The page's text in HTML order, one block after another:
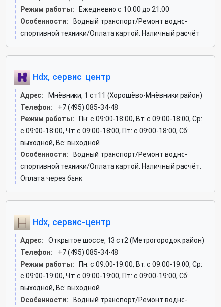
Режим работы:
Ежедневно с 10:00 до 21:00
Особенности:
Водный транспорт/Ремонт водно-
спортивной техники/Оплата картой. Наличный расчёт
Hdx, сервис-центр
Адрес:
Мнёвники, 1 ст11 (Хорошёво-Мнёвники район)
Телефон:
+7 (495) 085-34-48
Режим работы:
Пн: c 09:00-18:00, Вт: c 09:00-18:00, Ср:
c 09:00-18:00, Чт: c 09:00-18:00, Пт: c 09:00-18:00, Сб:
выходной, Вс: выходной
Особенности:
Водный транспорт/Ремонт водно-
спортивной техники/Оплата картой. Наличный расчёт.
Оплата через банк
Hdx, сервис-центр
Адрес:
Открытое шоссе, 13 ст2 (Метрогородок район)
Телефон:
+7 (495) 085-34-48
Режим работы:
Пн: c 09:00-19:00, Вт: c 09:00-19:00, Ср:
c 09:00-19:00, Чт: c 09:00-19:00, Пт: c 09:00-19:00, Сб:
выходной, Вс: выходной
Особенности:
Водный транспорт/Ремонт водно-